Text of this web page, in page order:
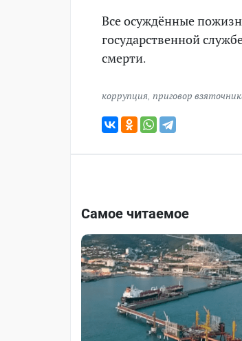
Все осуждённые
государственной
смерти.
коррупция приговор
Самое читаемое